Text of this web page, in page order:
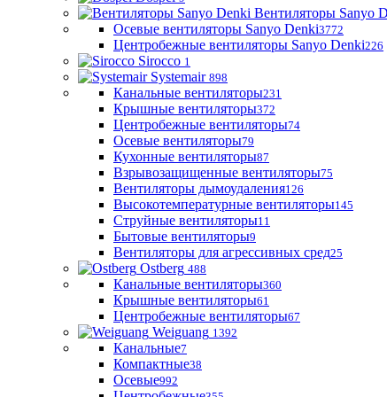
Вентиляторы Sanyo
Осевые вентиляторы Sanyo Denki3772
Центробежные вентиляторы Sanyo Denki226
Sirocco 1
Systemair 898
Канальные вентиляторы231
Крышные вентиляторы372
Центробежные вентиляторы74
Осевые вентиляторы79
Кухонные вентиляторы87
Взрывозащищенные вентиляторы75
Вентиляторы дымоудаления126
Высокотемпературные вентиляторы145
Струйные вентиляторы11
Бытовые вентиляторы9
Вентиляторы для агрессивных сред25
Ostberg 488
Канальные вентиляторы360
Крышные вентиляторы61
Центробежные вентиляторы67
Weiguang 1392
Канальные7
Компактные38
Осевые992